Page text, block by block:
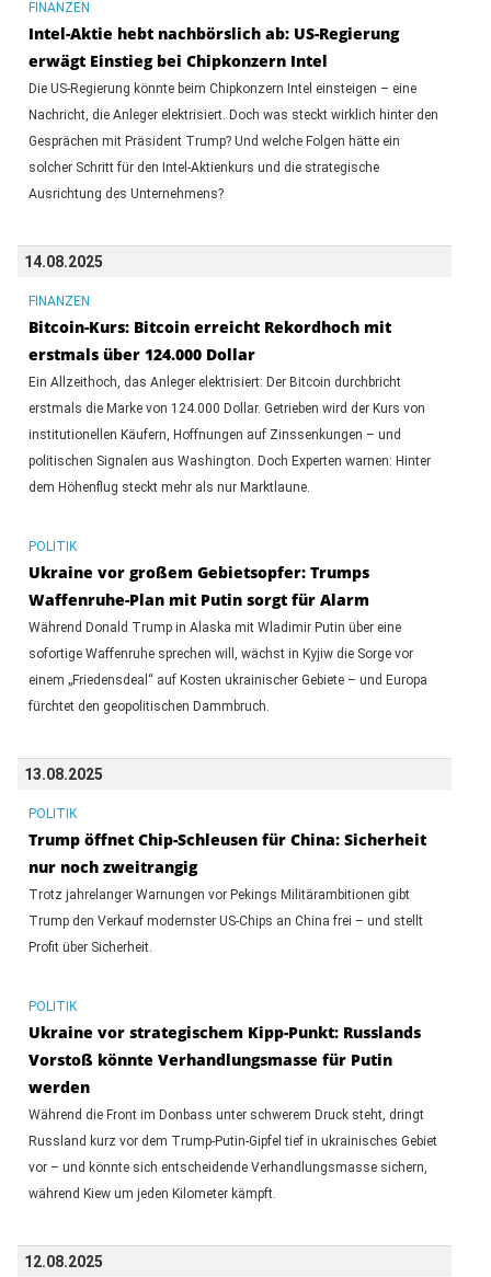
FINANZEN
Intel-Aktie hebt nachbörslich ab: US-Regierung
erwägt Einstieg bei Chipkonzern Intel
Die US-Regierung könnte beim Chipkonzern Intel einsteigen – eine
Nachricht, die Anleger elektrisiert. Doch was steckt wirklich hinter den
Gesprächen mit Präsident Trump? Und welche Folgen hätte ein
solcher Schritt für den Intel-Aktienkurs und die strategische
Ausrichtung des Unternehmens?
14.08.2025
FINANZEN
Bitcoin-Kurs: Bitcoin erreicht Rekordhoch mit
erstmals über 124.000 Dollar
Ein Allzeithoch, das Anleger elektrisiert: Der Bitcoin durchbricht
erstmals die Marke von 124.000 Dollar. Getrieben wird der Kurs von
institutionellen Käufern, Hoffnungen auf Zinssenkungen – und
politischen Signalen aus Washington. Doch Experten warnen: Hinter
dem Höhenflug steckt mehr als nur Marktlaune.
POLITIK
Ukraine vor großem Gebietsopfer: Trumps
Waffenruhe-Plan mit Putin sorgt für Alarm
Während Donald Trump in Alaska mit Wladimir Putin über eine
sofortige Waffenruhe sprechen will, wächst in Kyjiw die Sorge vor
einem „Friedensdeal“ auf Kosten ukrainischer Gebiete – und Europa
fürchtet den geopolitischen Dammbruch.
13.08.2025
POLITIK
Trump öffnet Chip-Schleusen für China: Sicherheit
nur noch zweitrangig
Trotz jahrelanger Warnungen vor Pekings Militärambitionen gibt
Trump den Verkauf modernster US-Chips an China frei – und stellt
Profit über Sicherheit.
POLITIK
Ukraine vor strategischem Kipp-Punkt: Russlands
Vorstoß könnte Verhandlungsmasse für Putin
werden
Während die Front im Donbass unter schwerem Druck steht, dringt
Russland kurz vor dem Trump-Putin-Gipfel tief in ukrainisches Gebiet
vor – und könnte sich entscheidende Verhandlungsmasse sichern,
während Kiew um jeden Kilometer kämpft.
12.08.2025